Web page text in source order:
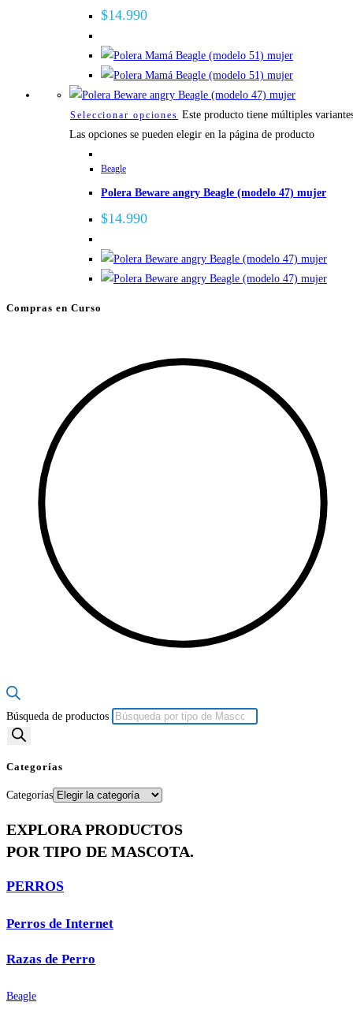
$14.990
Seleccionar opciones Este producto tiene múltiples
Las opciones se pueden elegir en la página de producto
Beagle
Polera Beware angry Beagle (modelo 47) mujer
$14.990
Compras en Curso
Búsqueda de productos
Categorías
Categorías
EXPLORA PRODUCTOS
POR TIPO DE MASCOTA.
PERROS
Perros de Internet
Razas de Perro
Beagle